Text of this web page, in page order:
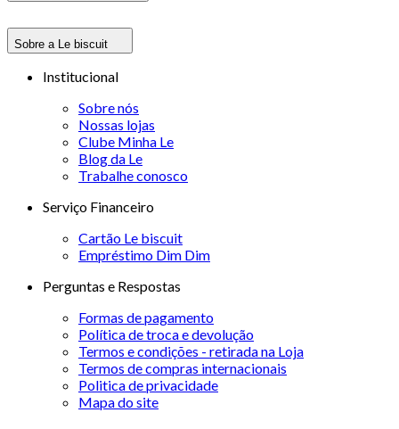
Sobre a Le biscuit
Institucional
Sobre nós
Nossas lojas
Clube Minha Le
Blog da Le
Trabalhe conosco
Serviço Financeiro
Cartão Le biscuit
Empréstimo Dim Dim
Perguntas e Respostas
Formas de pagamento
Política de troca e devolução
Termos e condições - retirada na Loja
Termos de compras internacionais
Politica de privacidade
Mapa do site